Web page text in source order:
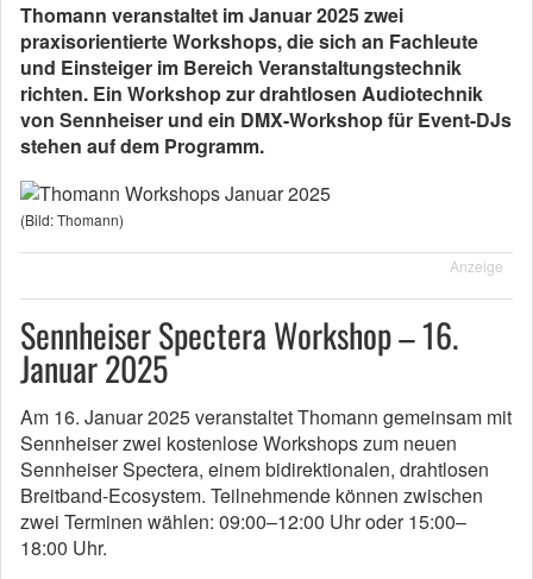
Thomann veranstaltet im Januar 2025 zwei
praxisorientierte Workshops, die sich an Fachleute
und Einsteiger im Bereich Veranstaltungstechnik
richten. Ein Workshop zur drahtlosen Audiotechnik
von Sennheiser und ein DMX-Workshop für Event-DJs
stehen auf dem Programm.
(Bild: Thomann)
Anzeige
Sennheiser Spectera Workshop – 16.
Januar 2025
Am 16. Januar 2025 veranstaltet Thomann gemeinsam mit
Sennheiser zwei kostenlose Workshops zum neuen
Sennheiser Spectera, einem bidirektionalen, drahtlosen
Breitband-Ecosystem. Teilnehmende können zwischen
zwei Terminen wählen: 09:00–12:00 Uhr oder 15:00–
18:00 Uhr.